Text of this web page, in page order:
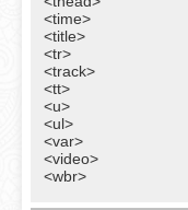
<time>
<title>
<tr>
<track>
<tt>
<u>
<ul>
<var>
<video>
<wbr>